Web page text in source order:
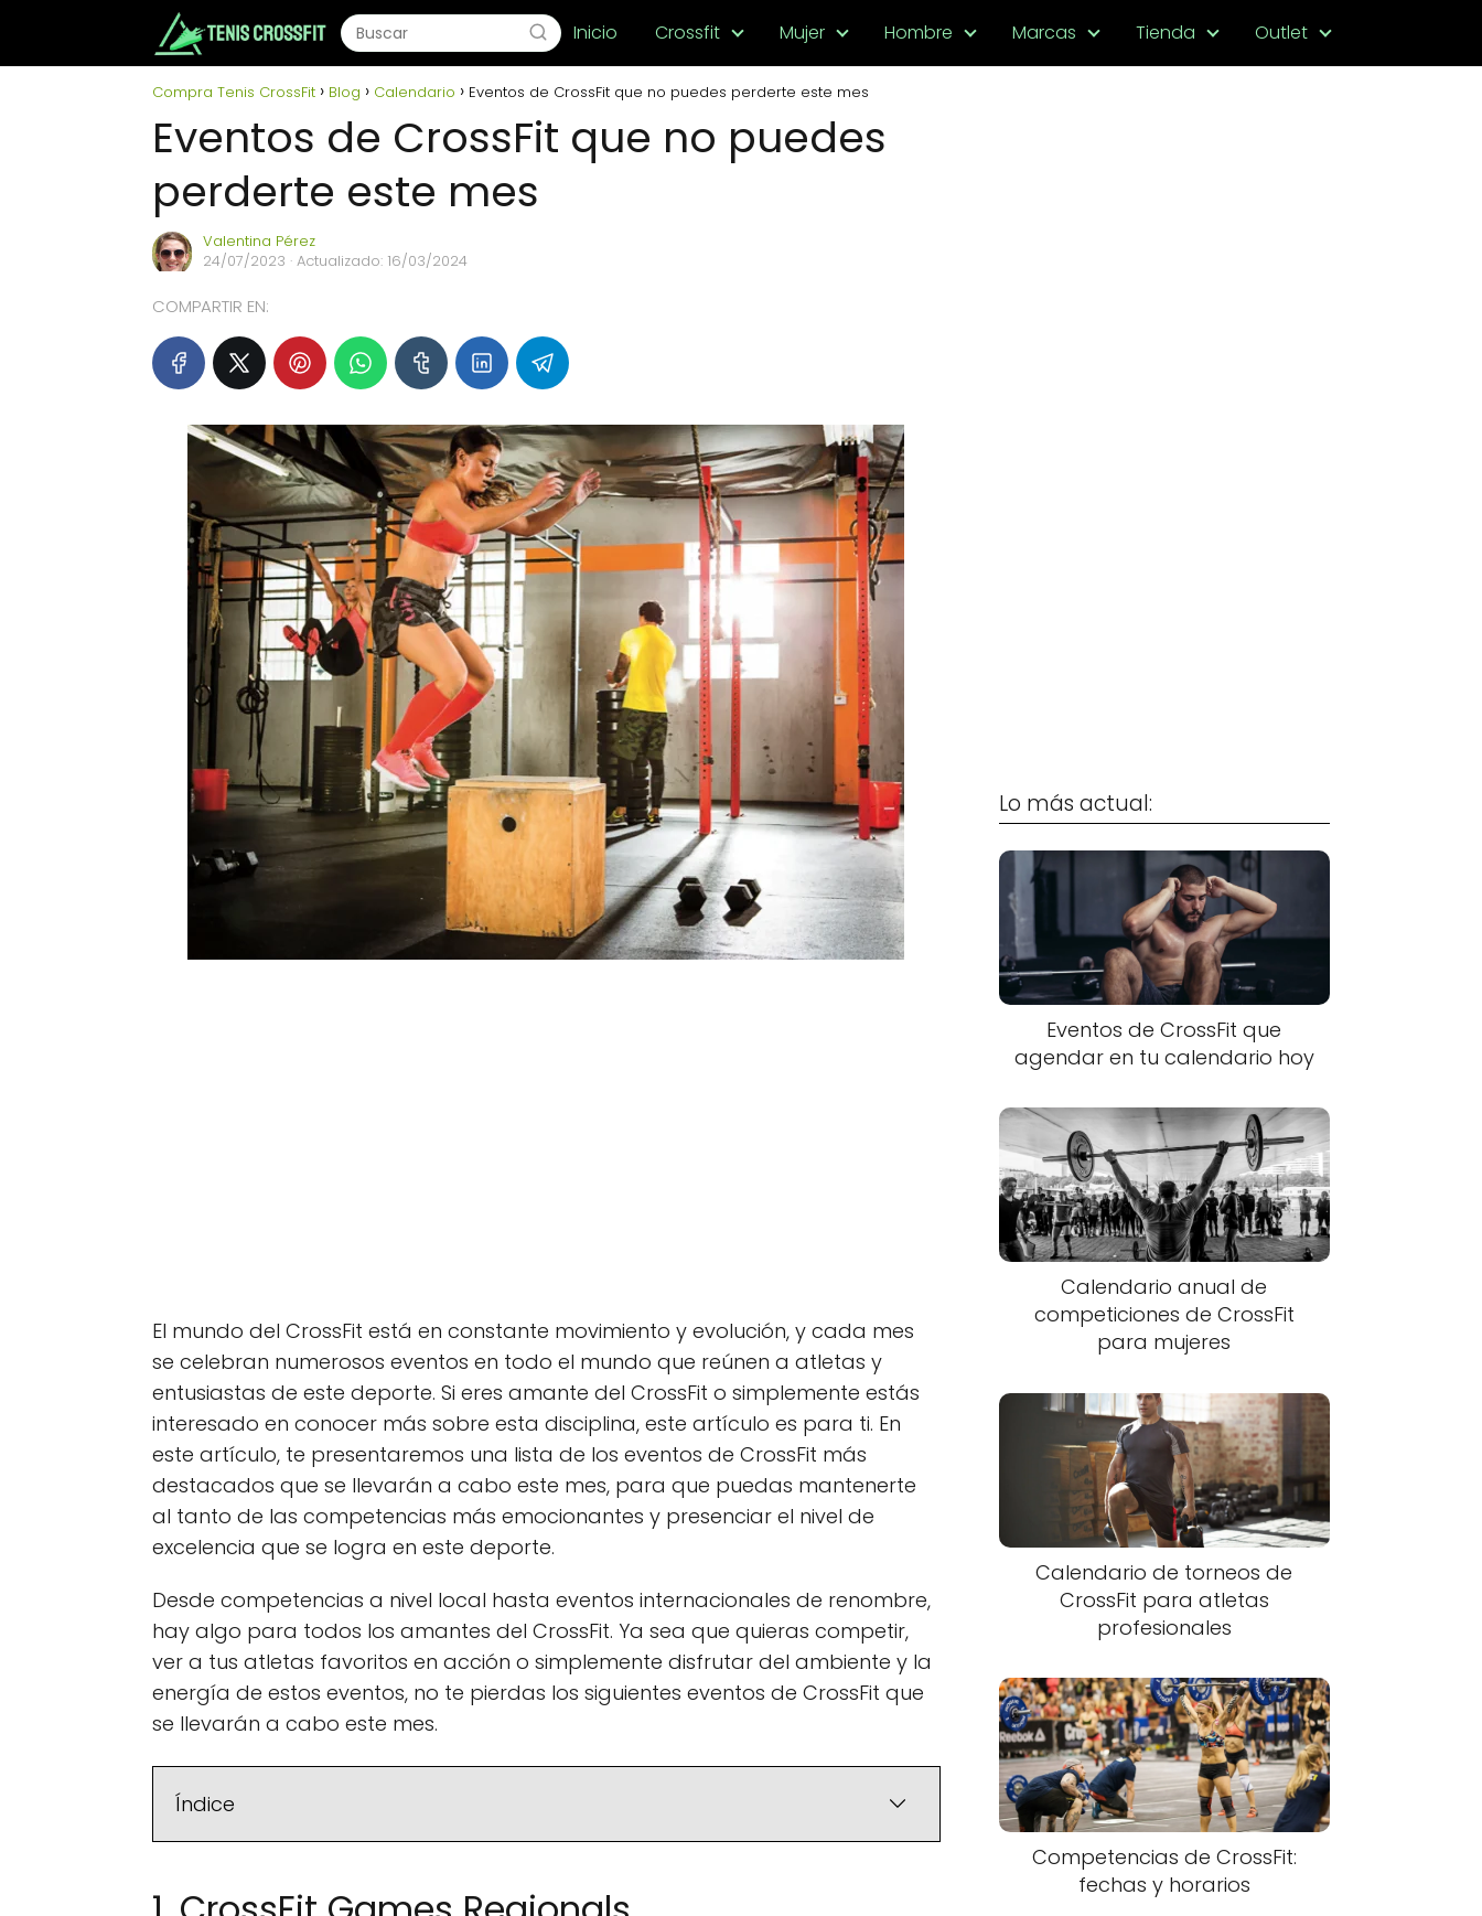
Inicio Crossfit Mujer Hombre Marcas Tienda Outlet
Compra Tenis CrossFit Blog Calendario Eventos de CrossFit que no puedes perderte este mes
Eventos de CrossFit que no puedes
perderte este mes
Valentina Pérez
24/07/2023 · Actualizado: 16/03/2024
COMPARTIR EN:
El mundo del CrossFit está en constante movimiento y evolución, y cada mes
se celebran numerosos eventos en todo el mundo que reúnen a atletas y
entusiastas de este deporte. Si eres amante del CrossFit o simplemente estás
interesado en conocer más sobre esta disciplina, este artículo es para ti. En
este artículo, te presentaremos una lista de los eventos de CrossFit más
destacados que se llevarán a cabo este mes, para que puedas mantenerte
al tanto de las competencias más emocionantes y presenciar el nivel de
excelencia que se logra en este deporte.
Desde competencias a nivel local hasta eventos internacionales de renombre,
hay algo para todos los amantes del CrossFit. Ya sea que quieras competir,
ver a tus atletas favoritos en acción o simplemente disfrutar del ambiente y la
energía de estos eventos, no te pierdas los siguientes eventos de CrossFit que
se llevarán a cabo este mes.
Índice
Lo más actual:
Eventos de CrossFit que
agendar en tu calendario hoy
Calendario anual de
competiciones de CrossFit
para mujeres
Calendario de torneos de
CrossFit para atletas
profesionales
Competencias de CrossFit:
fechas y horarios